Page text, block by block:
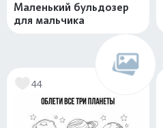
Маленький бульдозер
для мальчика
44